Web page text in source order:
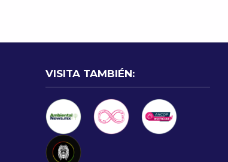
VISITA TAMBIÉN: